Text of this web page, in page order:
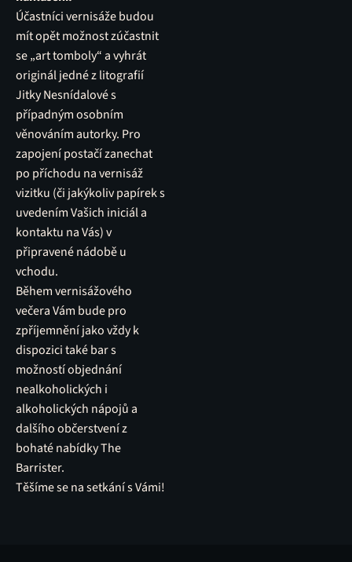
Účastníci vernisáže budou
mít opět možnost zúčastnit
se „art tomboly“ a vyhrát
originál jedné z litografií
Jitky Nesnídalové s
případným osobním
věnováním autorky. Pro
zapojení postačí zanechat
po příchodu na vernisáž
vizitku (či jakýkoliv papírek s
uvedením Vašich iniciál a
kontaktu na Vás) v
připravené nádobě u
vchodu.
Během vernisážového
večera Vám bude pro
zpříjemnění jako vždy k
dispozici také bar s
možností objednání
nealkoholických i
alkoholických nápojů a
dalšího občerstvení z
bohaté nabídky The
Barrister.
Těšíme se na setkání s Vámi!